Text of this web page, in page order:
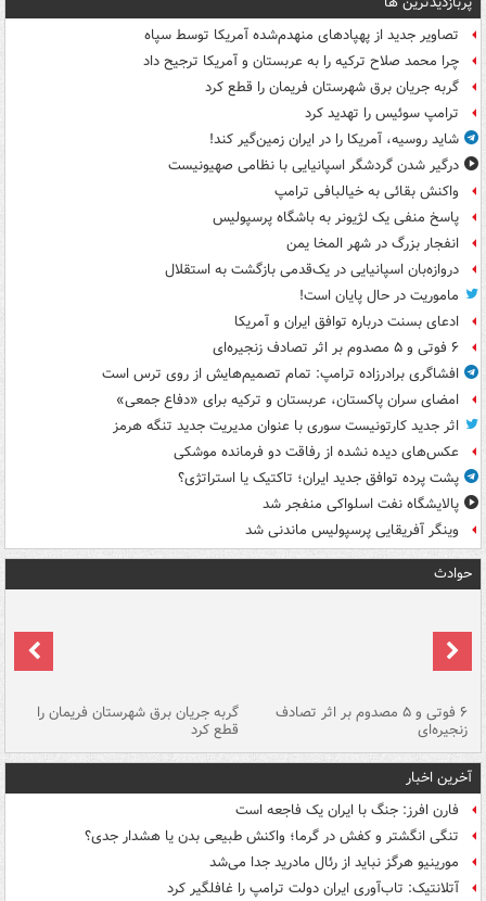
تصاویر جدید از پهپادهای منهدم‌شده آمریکا توسط سپاه
چرا محمد صلاح ترکیه را به عربستان و آمریکا ترجیح داد
گربه جریان برق شهرستان فریمان را قطع کرد
ترامپ سوئیس را تهدید کرد
شاید روسیه، آمریکا را در ایران زمین‌گیر کند!
درگیر شدن گردشگر اسپانیایی با نظامی صهیونیست
واکنش بقائی به خیالبافی ترامپ
پاسخ منفی یک لژیونر به باشگاه پرسپولیس
انفجار بزرگ در شهر المخا یمن
دروازه‌بان اسپانیایی در یک‌قدمی بازگشت به استقلال
ماموریت در حال پایان است!
ادعای بسنت درباره توافق ایران و آمریکا
۶ فوتی و ۵ مصدوم بر اثر تصادف زنجیره‌ای
افشاگری برادرزاده ترامپ: تمام تصمیم‌هایش از روی ترس است
امضای سران پاکستان، عربستان و ترکیه برای «دفاع جمعی»
اثر جدید کارتونیست سوری با عنوان مدیریت جدید تنگه هرمز
عکس‌های دیده نشده از رفاقت دو فرمانده‌ موشکی
پشت پرده توافق جدید ایران؛ تاکتیک یا استراتژی؟
پالایشگاه نفت اسلواکی منفجر شد
وینگر آفریقایی پرسپولیس ماندنی شد
حوادث
۶ فوتی و ۵ مصدوم بر اثر تصادف
زنجیره‌ای
گربه جریان برق شهرستان فریمان را
قطع کرد
آخرین اخبار
فارن افرز: جنگ با ایران یک فاجعه است
تنگی انگشتر و کفش در گرما؛ واکنش طبیعی بدن یا هشدار جدی؟
مورینیو هرگز نباید از رئال مادرید جدا می‌شد
آتلانتیک: تاب‌آوری ایران دولت ترامپ را غافلگیر کرد